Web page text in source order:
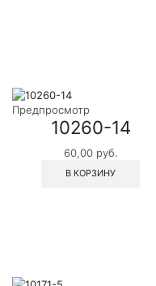
Предпросмотр
10260-14
60,00 руб.
В КОРЗИНУ